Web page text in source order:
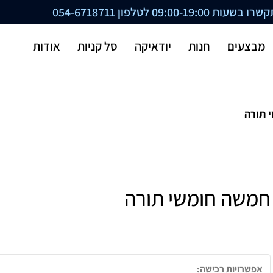
09:00-19:00 לטלפון 054-6718711
מבצעים חנות יודאיקה סל קניות אודות
תורה
חמשה חומשי תורה
אפשרויות רכישה: